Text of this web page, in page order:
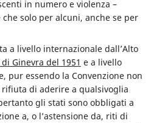
in numero e violenza –
solo per alcuni, anche se per
a livello internazionale dall’Alto
Ginevra del 1951 e a livello
pur essendo la Convenzione non
di aderire a qualsivoglia
gli stati sono obbligati a
a, o l’astensione da, riti di